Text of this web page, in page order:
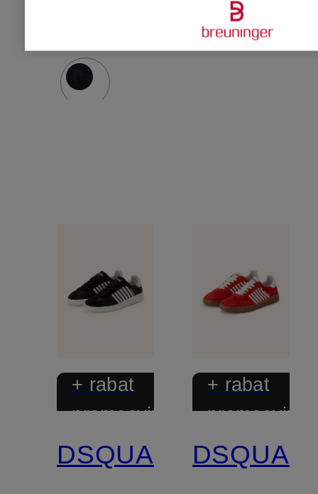
1 690 zł
+ rabat
promocyjny
DSQUARED2
+ rabat
promocyjny